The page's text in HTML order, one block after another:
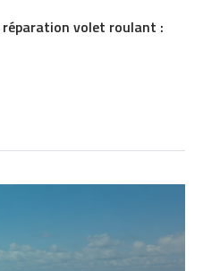
volet roulant :